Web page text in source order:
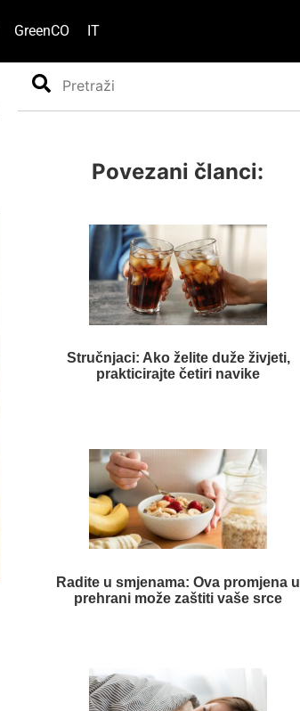
GreenCO IT
Search
Povezani članci:
Stručnjaci: Ako želite duže živjeti,
prakticirajte četiri navike
Radite u smjenama: Ova promjena u
prehrani može zaštiti vaše srce